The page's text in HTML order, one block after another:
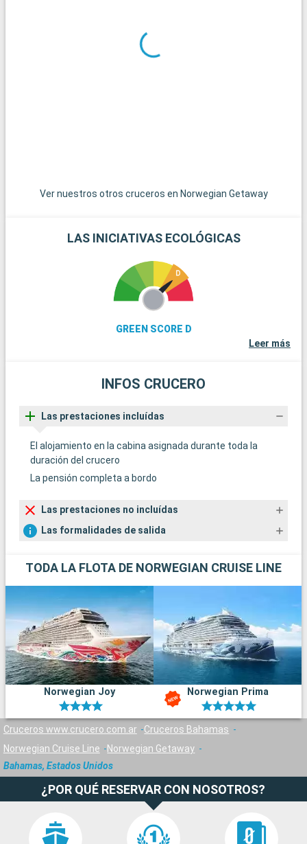
Unidos, es accesible por una carretera panorámica y ofrece
un ambiente relajado con casas de colores y puestas de sol
Ver nuestros otros cruceros en Norwegian Getaway
LAS INICIATIVAS ECOLÓGICAS
GREEN SCORE D
Leer más
INFOS CRUCERO
Las prestaciones incluídas
El alojamiento en la cabina asignada durante toda la
duración del crucero
La pensión completa a bordo
Las prestaciones no incluídas
Las formalidades de salida
TODA LA FLOTA DE NORWEGIAN CRUISE LINE
Norwegian Joy Norwegian Prima
Cruceros www.crucero.com.ar
Cruceros Bahamas
Norwegian Cruise Line
Norwegian Getaway
Bahamas, Estados Unidos
¿POR QUÉ RESERVAR CON NOSOTROS?